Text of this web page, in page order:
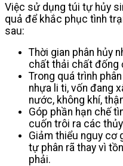
Việc sử dụng túi tự hủy
quả để khắc phục tình
sau:
Thời gian phân hủy
chất thải chất đống
Trong quá trình
nhựa li ti, vốn đang
nước, không khí,
Góp phần hạn chế
cuốn trôi ra các
Giảm thiểu nguy cơ
tự phân rã thay vì
phải.